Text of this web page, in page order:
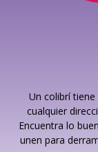
Un colibrí tiene
cualquier
Encuentra lo
unen para